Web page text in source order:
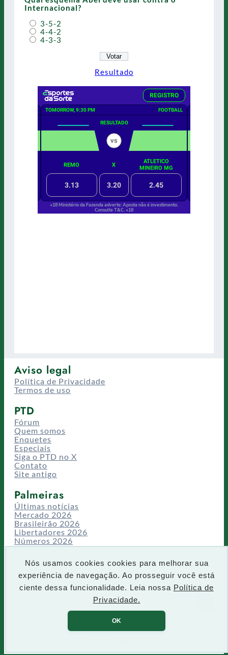
Nós usamos cookies cookies para melhorar sua
experiência de navegação. Ao prosseguir você está
ciente dessa funcionalidade. Leia nossa Política de
Privacidade.
OK
Internacional?
3-5-2
4-4-2
4-3-3
Resultado
Aviso legal
Política de Privacidade
Termos de uso
PTD
Fórum
Quem somos
Enquetes
Especiais
Siga o PTD no X
Contato
Site antigo
Palmeiras
Últimas notícias
Mercado 2026
Brasileirão 2026
Libertadores 2026
Números 2026
Campeonatos
Temporadas
CT/Centro de Excelência
Busca
P
e
q
u
s